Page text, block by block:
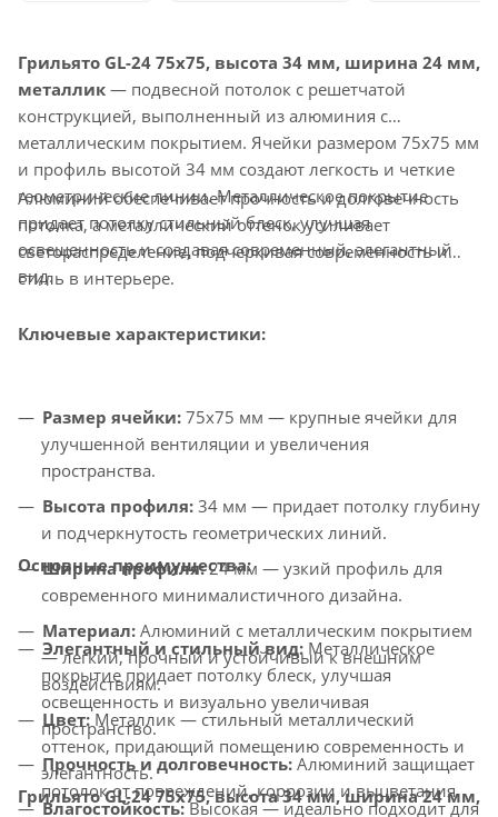
Грильято GL-24 75x75, высота 34 мм, ширина 24 мм,
металлик — подвесной потолок с решетчатой
конструкцией, выполненный из алюминия с
металлическим покрытием. Ячейки размером 75x75 мм
и профиль высотой 34 мм создают легкость и четкие
геометрические линии. Металлическое покрытие
придает потолку стильный блеск, улучшая
освещенность и создавая современный, элегантный
вид.
Алюминий обеспечивает прочность и долговечность
потолка, а металлический оттенок усиливает
светораспределение, подчеркивая современность и
стиль в интерьере.
Ключевые характеристики:
Размер ячейки: 75x75 мм — крупные ячейки для
улучшенной вентиляции и увеличения
пространства.
Высота профиля: 34 мм — придает потолку глубину
и подчеркнутость геометрических линий.
Ширина профиля:24 мм — узкий профиль для
современного минималистичного дизайна.
Материал: Алюминий с металлическим покрытием
— легкий, прочный и устойчивый к внешним
воздействиям.
Цвет:Металлик — стильный металлический
оттенок, придающий помещению современность и
элегантность.
Влагостойкость:Высокая — идеально подходит для
Основные преимущества:
Элегантный и стильный вид: Металлическое
покрытие придает потолку блеск, улучшая
освещенность и визуально увеличивая
пространство.
Прочность и долговечность: Алюминий защищает
потолок от повреждений, коррозии и выцветания.
Грильято GL-24 75x75, высота 34 мм, ширина 24 мм,